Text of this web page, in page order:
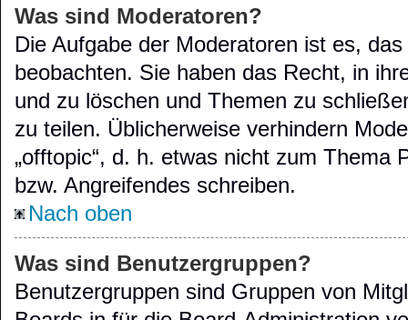
Was sind Moderatoren?
Die Aufgabe der Moderatoren ist es,
beobachten. Sie haben das Recht, in
und zu löschen und Themen zu
zu teilen. Üblicherweise verhindern
„offtopic“, d. h. etwas nicht zum Thema
bzw. Angreifendes schreiben.
Nach oben
Was sind Benutzergruppen?
Benutzergruppen sind Gruppen von